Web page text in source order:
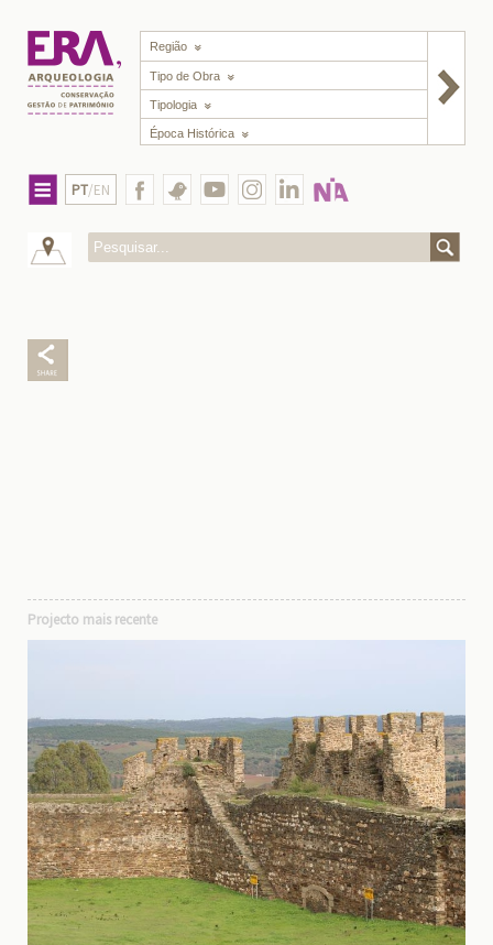
Região
Tipo de Obra
Tipologia
Época Histórica
PT/EN
Projecto mais recente